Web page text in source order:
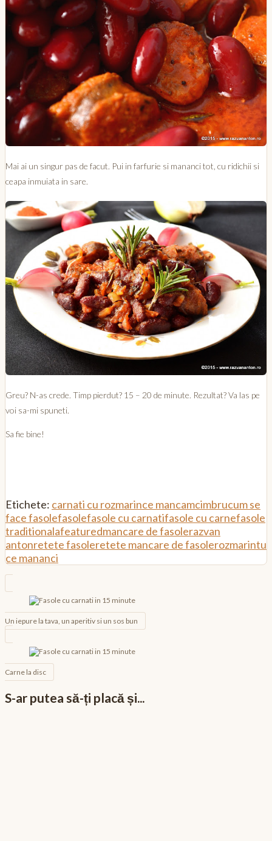
Mai ai un singur pas de facut. Pui in farfurie si mananci tot, cu ridichii si
ceapa inmuiata in sare.
Greu? N-as crede. Timp pierdut? 15 – 20 de minute. Rezultat? Va las pe
voi sa-mi spuneti.
Sa fie bine!
Etichete: carnati cu rozmarince mancamcimbrucum se
face fasolefasolefasole cu carnatifasole cu carnefasole
traditionalafeaturedmancare de fasolerazvan
antonretete fasoleretete mancare de fasolerozmarintu
ce mananci
articole
Un iepure la tava, un aperitiv si un sos bun
Carne la disc
S-ar putea să-ți placă și...